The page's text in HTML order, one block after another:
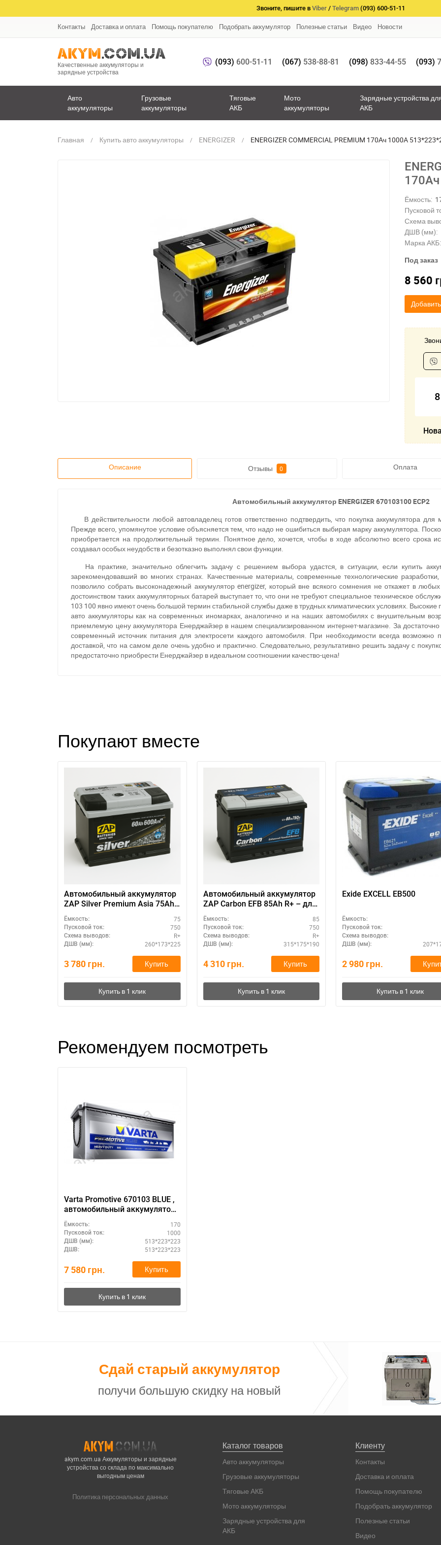
Звоните, пишите в Viber / Telegram (093) 600-51-11
Контакты Доставка и оплата Помощь покупателю Подобрать аккумулятор Полезные статьи Видео Новости
Качественные аккумуляторы и
зарядные устройства
(093) 600-51-11 (067) 538-88-81 (098) 833-44-55 (093)
Авто
аккумуляторы
Грузовые
аккумуляторы
Тяговые
АКБ
Мото
аккумуляторы
Зарядные устройства
АКБ
Главная Купить авто аккумуляторы ENERGIZER ENERGIZER COMMERCIAL PREMIUM 170Ач 1000A
Ёмкость:
Пусковой
Схема
ДШВ (мм):
Марка АКБ:
Под заказ
8 560
Описание Отзывы 0 Оплата
Автомобильный аккумулятор ENERGIZER 670103100 ECP2
В действительности любой автовладелец готов ответственно подтвердить, что покупка аккумулятора
Прежде всего, упомянутое условие объясняется тем, что надо не ошибиться выбирая марку аккумулятора.
приобретается на продолжительный термин. Понятное дело, хочется, чтобы в ходе абсолютно всего срока
создавал особых неудобств и безотказно выполнял свои функции.
На практике, значительно облегчить задачу с решением выбора удастся, в ситуации, если купить
зарекомендовавший во многих странах. Качественные материалы, современные технологические
позволило собрать высоконадежный аккумулятор energizer, который вне всякого сомнения не откажет в
достоинством таких аккумуляторных батарей выступает то, что они не требуют специальное техническое
103 100 явно имеют очень большой термин стабильной службы даже в трудных климатических условиях. Высокие
авто аккумуляторы как на современных иномарках, аналогично и на наших автомобилях с внушительным
приемлемую цену аккумулятора Енерджайзер в нашем специализированном интернет-магазине. За
современный источник питания для электросети каждого автомобиля. При необходимости всегда возможно
доставкой, что на самом деле очень удобно и практично. Следовательно, результативно решить задачу с
предостаточно приобрести Енерджайзер в идеальном соотношении качество-цена!
Покупают вместе
Автомобильный аккумулятор
ZAP Silver Premium Asia 75Ah
R+ – премиум-класс
Ёмкость: 75
Пусковой ток: 750
Схема выводов: R+
ДШВ (мм): 260*173*225
3 780 грн. Купить
Автомобильный аккумулятор
ZAP Carbon EFB 85Ah R+ – для
мощных авто
Ёмкость: 85
Пусковой ток: 750
Схема выводов: R+
ДШВ (мм): 315*175*190
4 310 грн. Купить
Exide EXCELL EB500
Ёмкость:
Пусковой ток:
Схема выводов:
ДШВ (мм):
2 980 грн.
Рекомендуем посмотреть
Varta Promotive 670103 BLUE ,
автомобильный аккумулятор
12 вольт Варта Промотив ,
емкость - 170 Ампер/часов,
размер: 513 Х 223 Х 223 , пуск.
Ёмкость: 170
Пусковой ток: 1000
ДШВ (мм): 513*223*223
ДШВ: 513*223*223
7 580 грн. Купить
Сдай старый аккумулятор
получи большую скидку на новый
akym.com.ua Аккумуляторы и зарядные
устройства со склада по максимально
выгодным ценам
Политика персональных данных
Каталог товаров
Авто аккумуляторы
Грузовые аккумуляторы
Тяговые АКБ
Мото аккумуляторы
Зарядные устройства для
АКБ
Клиенту
Контакты
Доставка и оплата
Помощь покупателю
Подобрать аккумулятор
Полезные статьи
Видео
При отсутствии связи - пишите, звоните в Viber / Telegram (093) 600-
Написать в Viber Написать в Telegram